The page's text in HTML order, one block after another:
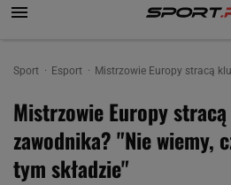
Sport Esport Mistrzowie Europy stracą
Mistrzowie Europy
zawodnika? "Nie wiemy,
tym składzie"